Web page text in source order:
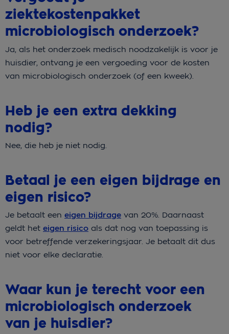
ziektekostenpakket
microbiologisch onderzoek?
Ja, als het onderzoek medisch noodzakelijk is voor je
huisdier, ontvang je een vergoeding voor de kosten
van microbiologisch onderzoek (of een kweek).
Heb je een extra dekking
nodig?
Nee, die heb je niet nodig.
Betaal je een eigen bijdrage en
eigen risico?
Je betaalt een eigen bijdrage van 20%. Daarnaast
geldt het eigen risico als dat nog van toepassing is
voor betreffende verzekeringsjaar. Je betaalt dit dus
niet voor elke declaratie.
Waar kun je terecht voor een
microbiologisch onderzoek
van je huisdier?